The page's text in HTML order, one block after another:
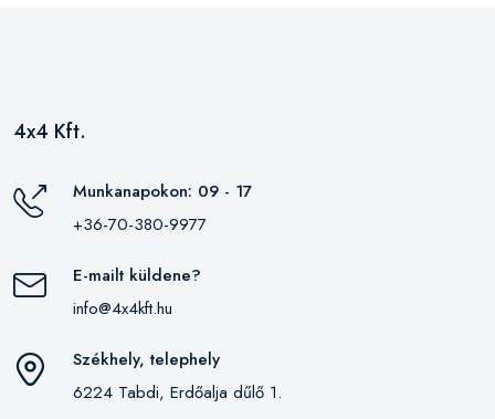
4x4 Kft.
Munkanapokon: 09 - 17
+36-70-380-9977
E-mailt küldene?
info@4x4kft.hu
Székhely, telephely
6224 Tabdi, Erdőalja dűlő 1.